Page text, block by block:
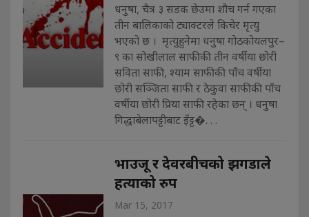
धनुषा, चैत्र ३ सडक छेउमा शौच गर्न गएका
तीन बालिकाको ट्याक्टरले किचेर मृत्यु
भएको छ । मृत्युहुनेमा धनुषा गोठकोयलपुर–
९ का सोखीलाल साफीकी तीन वर्षीया छोरी
सविता साफी, श्याम साफीकी पाँच वर्षीया
छोरी सञ्जिता साफी र ठेकुवा साफीकी पाँच
वर्षीया छोरी प्रिया साफी रहेका छन् । धनुषा
गिद्धाबेलापट्टीबाट इँट्ट�. . .
भाउजू र देवरबीचको झगडाले
हत्याको रुप
Mar 15, 2017